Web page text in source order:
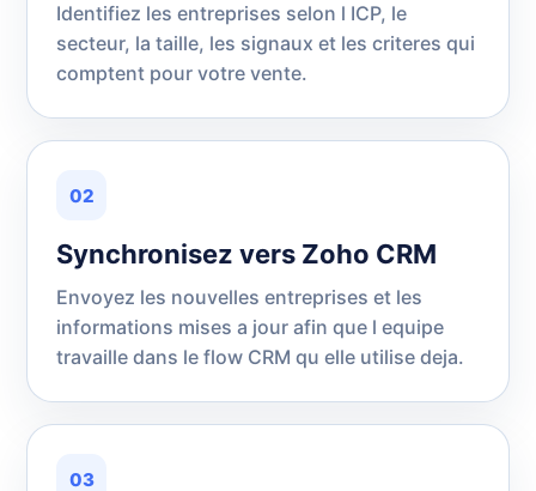
Identifiez les entreprises selon l ICP, le
secteur, la taille, les signaux et les criteres qui
comptent pour votre vente.
02
Synchronisez vers Zoho CRM
Envoyez les nouvelles entreprises et les
informations mises a jour afin que l equipe
travaille dans le flow CRM qu elle utilise deja.
03